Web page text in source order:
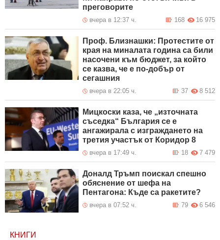
преговорите
вчера в 12:37 ч. 16 975
168
Проф. Близнашки: Протестите от
края на миналата година са били
насочени към бюджет, за който
се казва, че е по-добър от
сегашния
вчера в 22:05 ч. 8 512
37
Мицкоски каза, че „източната
съседка“ България се е
ангажирала с изграждането на
третия участък от Коридор 8
вчера в 17:49 ч. 7 479
18
Доналд Тръмп поискал спешно
обяснение от шефа на
Пентагона: Къде са ракетите?
вчера в 07:52 ч. 6 546
79
КНИГИ